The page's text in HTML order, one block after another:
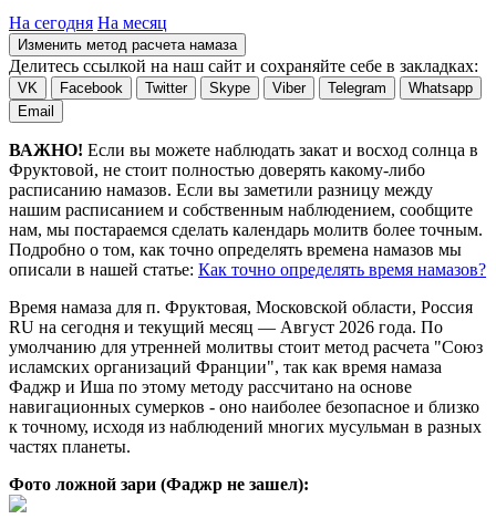
На сегодня На месяц
Изменить метод расчета намаза
Делитесь ссылкой на наш сайт и сохраняйте себе в закладках:
VK Facebook Twitter Skype Viber Telegram
Whatsapp
Email
ВАЖНО! Если вы можете наблюдать закат и восход солнца в
Фруктовой, не стоит полностью доверять какому-либо
расписанию намазов. Если вы заметили разницу между
нашим расписанием и собственным наблюдением, сообщите
нам, мы постараемся сделать календарь молитв более точным.
Подробно о том, как точно определять времена намазов мы
описали в нашей статье: Как точно определять время намазов?
Время намаза для п. Фруктовая, Московской области, Россия
RU на сегодня и текущий месяц — Август 2026 года. По
умолчанию для утренней молитвы стоит метод расчета "Союз
исламских организаций Франции", так как время намаза
Фаджр и Иша по этому методу рассчитано на основе
навигационных сумерков - оно наиболее безопасное и близко
к точному, исходя из наблюдений многих мусульман в разных
частях планеты.
Фото ложной зари (Фаджр не зашел):